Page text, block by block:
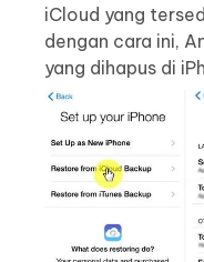
iCloud yang
dengan cara ini,
yang dihapus di